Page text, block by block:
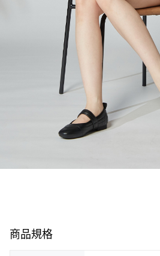
商品規格